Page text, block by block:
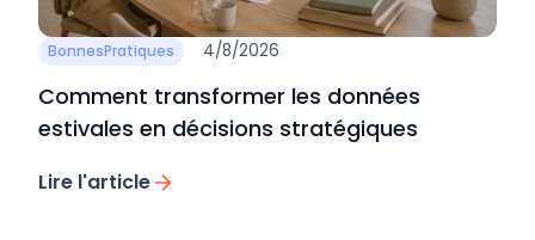
BonnesPratiques 4/8/2026
Comment transformer les données
estivales en décisions stratégiques
Lire l'article